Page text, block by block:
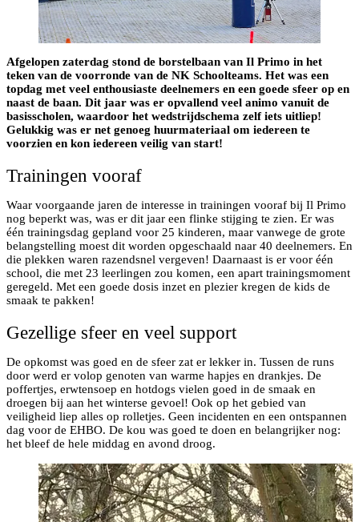
Afgelopen zaterdag stond de borstelbaan van Il Primo in het
teken van de voorronde van de NK Schoolteams. Het was een
topdag met veel enthousiaste deelnemers en een goede sfeer op en
naast de baan. Dit jaar was er opvallend veel animo vanuit de
basisscholen, waardoor het wedstrijdschema zelf iets uitliep!
Gelukkig was er net genoeg huurmateriaal om iedereen te
voorzien en kon iedereen veilig van start!
Trainingen vooraf
Waar voorgaande jaren de interesse in trainingen vooraf bij Il Primo
nog beperkt was, was er dit jaar een flinke stijging te zien. Er was
één trainingsdag gepland voor 25 kinderen, maar vanwege de grote
belangstelling moest dit worden opgeschaald naar 40 deelnemers. En
die plekken waren razendsnel vergeven! Daarnaast is er voor één
school, die met 23 leerlingen zou komen, een apart trainingsmoment
geregeld. Met een goede dosis inzet en plezier kregen de kids de
smaak te pakken!
Gezellige sfeer en veel support
De opkomst was goed en de sfeer zat er lekker in. Tussen de runs
door werd er volop genoten van warme hapjes en drankjes. De
poffertjes, erwtensoep en hotdogs vielen goed in de smaak en
droegen bij aan het winterse gevoel! Ook op het gebied van
veiligheid liep alles op rolletjes. Geen incidenten en een ontspannen
dag voor de EHBO. De kou was goed te doen en belangrijker nog:
het bleef de hele middag en avond droog.